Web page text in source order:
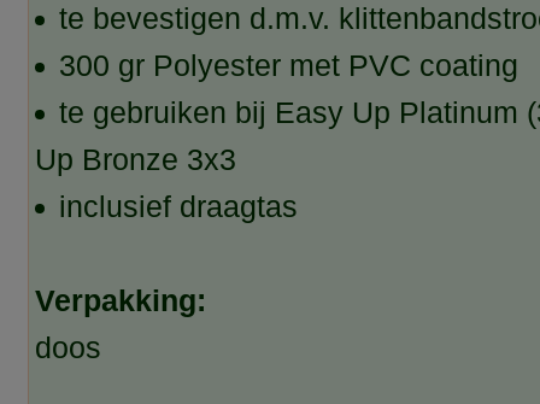
te bevestigen d.m.v.
300 gr Polyester met PVC coating
te gebruiken bij Easy Up Platinum
Up Bronze 3x3
inclusief draagtas
Verpakking:
doos